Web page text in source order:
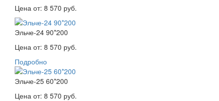
Цена от: 8 570 руб.
Эльче-24 90*200
Цена от: 8 570 руб.
Подробно
Эльче-25 60*200
Цена от: 8 570 руб.